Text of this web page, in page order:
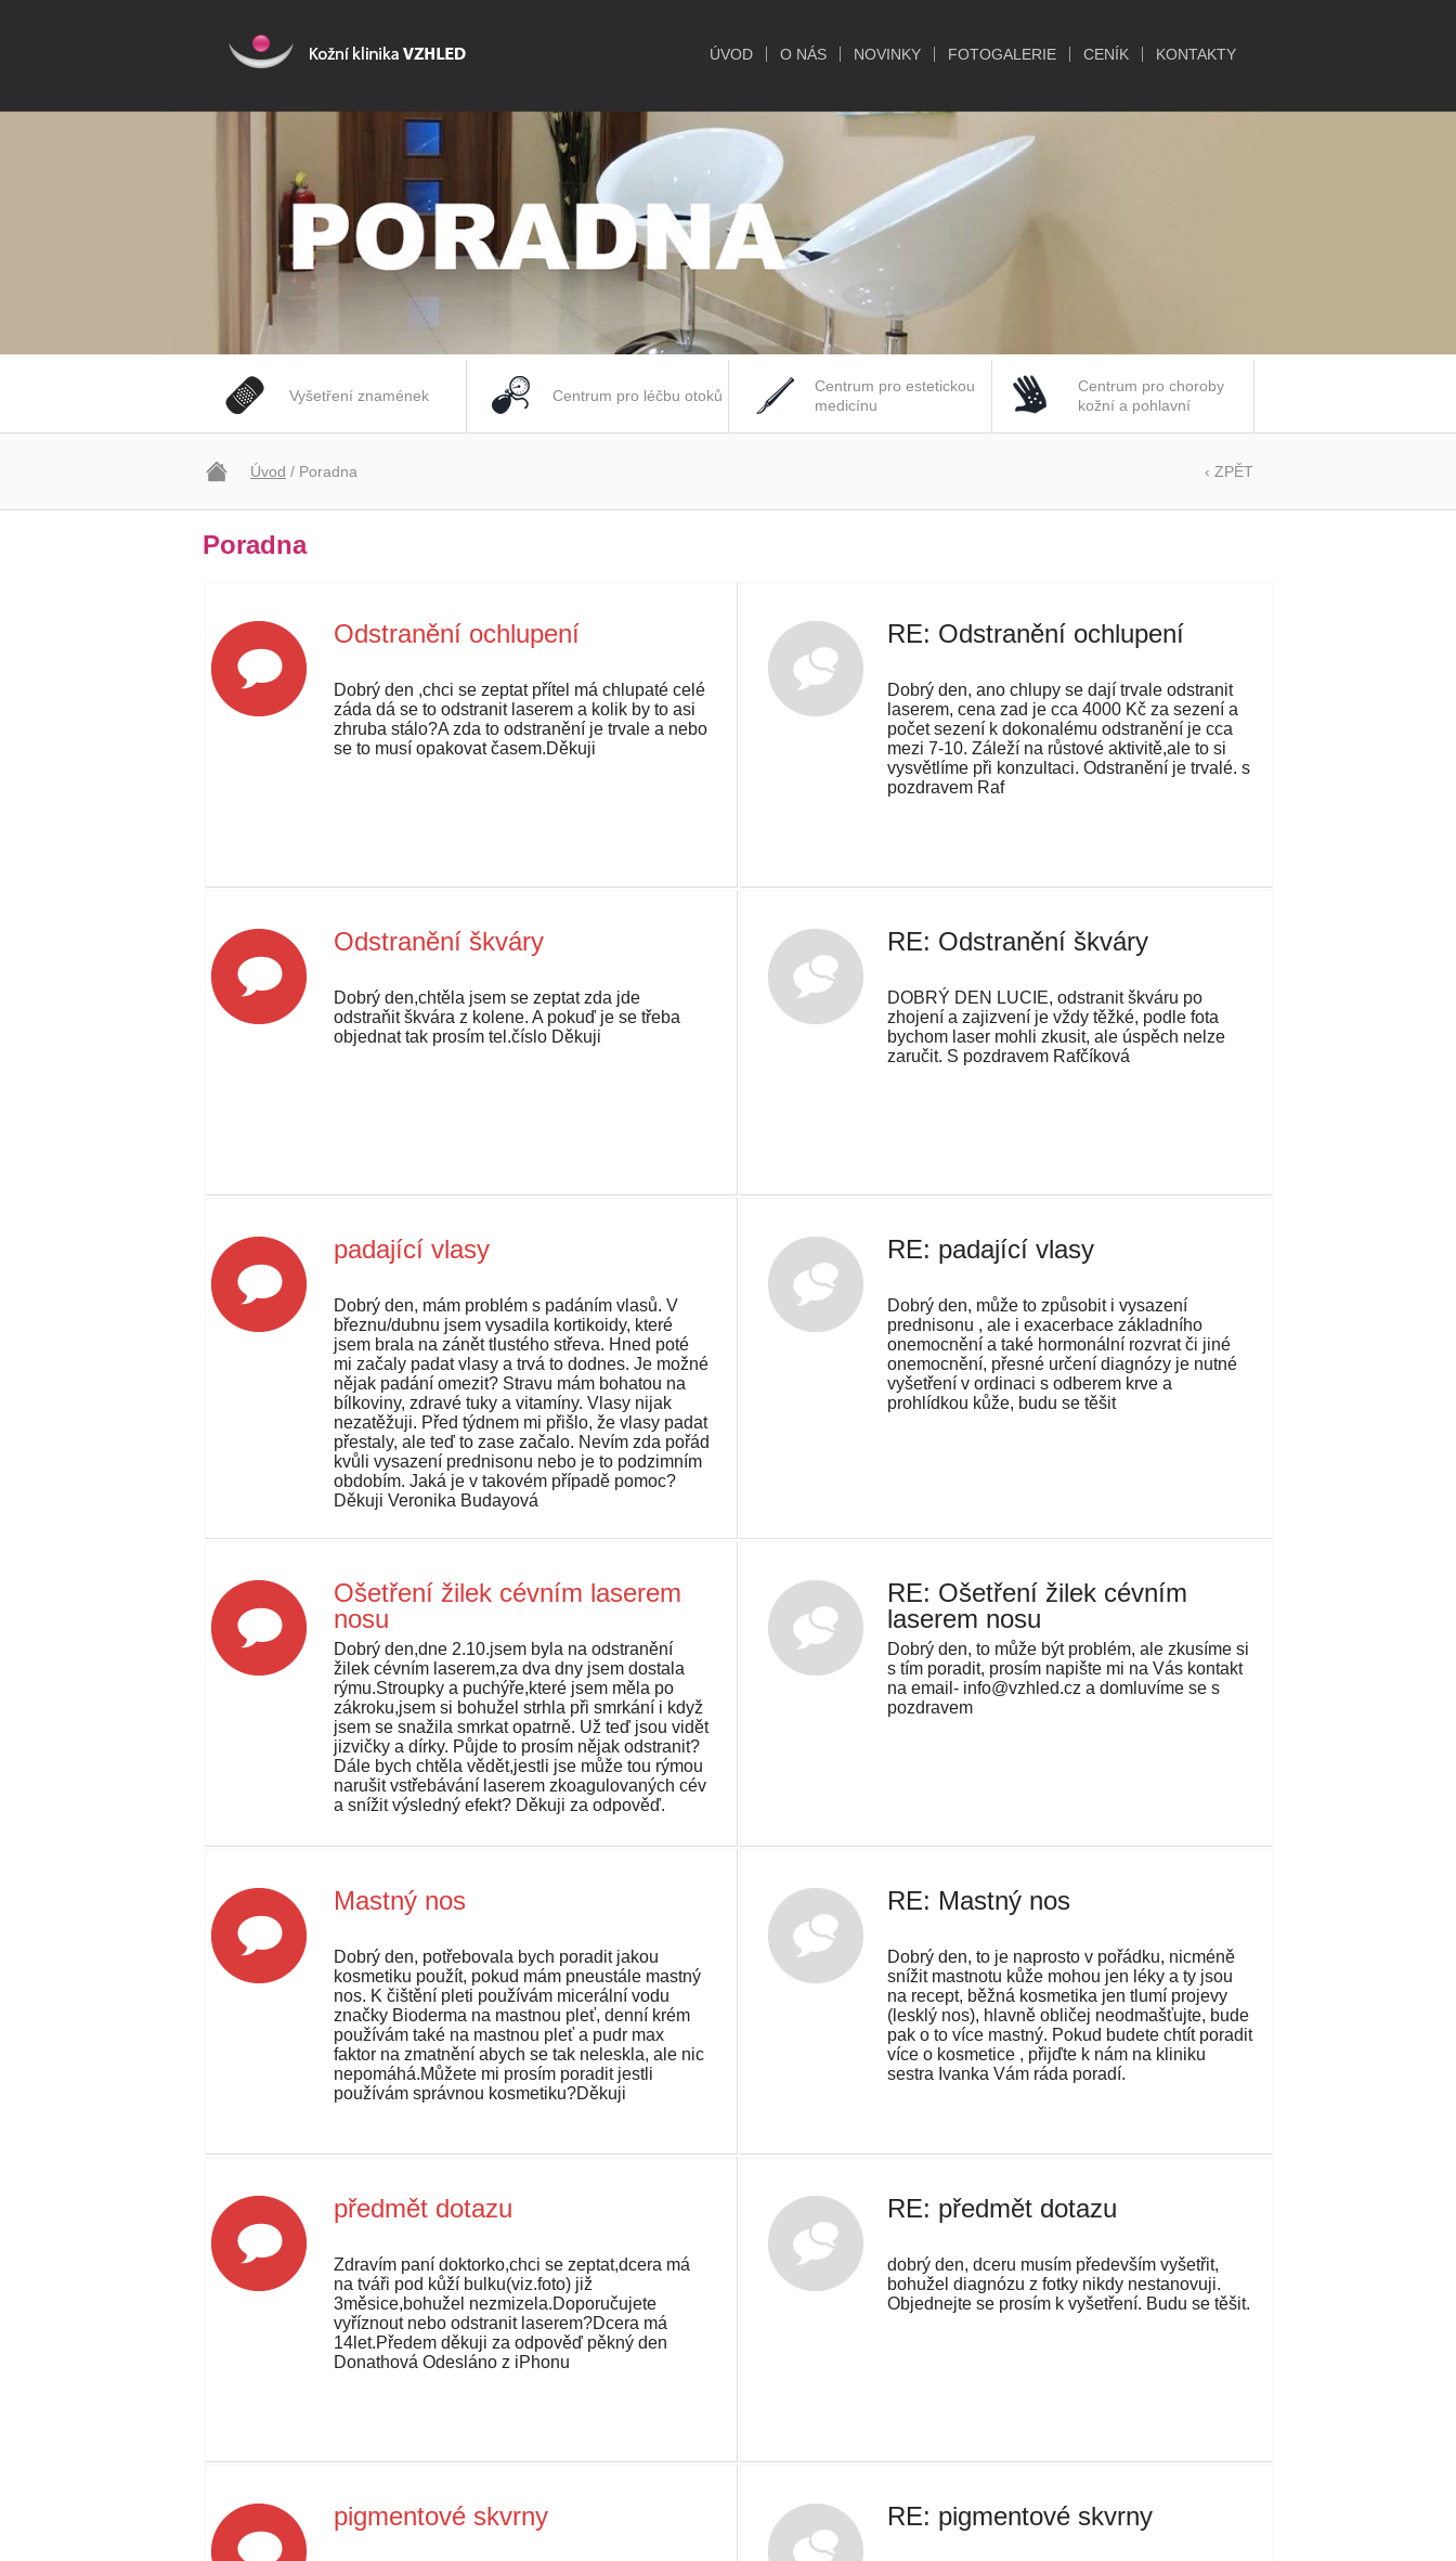
ÚVOD O NÁS NOVINKY FOTOGALERIE CENÍK KONTAKTY
Vyšetření znamének Centrum pro léčbu otoků
Centrum pro estetickou
medicínu
Centrum pro choroby
kožní a pohlavní
Úvod / Poradna ‹ ZPĚT
Poradna
Odstranění ochlupení
Dobrý den ,chci se zeptat přítel má chlupaté celé
záda dá se to odstranit laserem a kolik by to asi
zhruba stálo?A zda to odstranění je trvale a nebo
se to musí opakovat časem.Děkuji
RE: Odstranění ochlupení
Dobrý den, ano chlupy se dají trvale odstranit
laserem, cena zad je cca 4000 Kč za sezení a
počet sezení k dokonalému odstranění je cca
mezi 7-10. Záleží na růstové aktivitě,ale to si
vysvětlíme při konzultaci. Odstranění je trvalé. s
pozdravem Raf
Odstranění škváry
Dobrý den,chtěla jsem se zeptat zda jde
odstraňit škvára z kolene. A pokuď je se třeba
objednat tak prosím tel.číslo Děkuji
RE: Odstranění škváry
DOBRÝ DEN LUCIE, odstranit škváru po
zhojení a zajizvení je vždy těžké, podle fota
bychom laser mohli zkusit, ale úspěch nelze
zaručit. S pozdravem Rafčíková
padající vlasy
Dobrý den, mám problém s padáním vlasů. V
březnu/dubnu jsem vysadila kortikoidy, které
jsem brala na zánět tlustého střeva. Hned poté
mi začaly padat vlasy a trvá to dodnes. Je možné
nějak padání omezit? Stravu mám bohatou na
bílkoviny, zdravé tuky a vitamíny. Vlasy nijak
nezatěžuji. Před týdnem mi přišlo, že vlasy padat
přestaly, ale teď to zase začalo. Nevím zda pořád
kvůli vysazení prednisonu nebo je to podzimním
obdobím. Jaká je v takovém případě pomoc?
Děkuji Veronika Budayová
RE: padající vlasy
Dobrý den, může to způsobit i vysazení
prednisonu , ale i exacerbace základního
onemocnění a také hormonální rozvrat či jiné
onemocnění, přesné určení diagnózy je nutné
vyšetření v ordinaci s odberem krve a
prohlídkou kůže, budu se těšit
Ošetření žilek cévním laserem
nosu
Dobrý den,dne 2.10.jsem byla na odstranění
žilek cévním laserem,za dva dny jsem dostala
rýmu.Stroupky a puchýře,které jsem měla po
zákroku,jsem si bohužel strhla při smrkání i když
jsem se snažila smrkat opatrně. Už teď jsou vidět
jizvičky a dírky. Půjde to prosím nějak odstranit?
Dále bych chtěla vědět,jestli jse může tou rýmou
narušit vstřebávání laserem zkoagulovaných cév
a snížit výsledný efekt? Děkuji za odpověď.
RE: Ošetření žilek cévním
laserem nosu
Dobrý den, to může být problém, ale zkusíme si
s tím poradit, prosím napište mi na Vás kontakt
na email- info@vzhled.cz a domluvíme se s
pozdravem
Mastný nos
Dobrý den, potřebovala bych poradit jakou
kosmetiku použít, pokud mám pneustále mastný
nos. K čištění pleti používám micerální vodu
značky Bioderma na mastnou pleť, denní krém
používám také na mastnou pleť a pudr max
faktor na zmatnění abych se tak neleskla, ale nic
nepomáhá.Můžete mi prosím poradit jestli
používám správnou kosmetiku?Děkuji
RE: Mastný nos
Dobrý den, to je naprosto v pořádku, nicméně
snížit mastnotu kůže mohou jen léky a ty jsou
na recept, běžná kosmetika jen tlumí projevy
(lesklý nos), hlavně obličej neodmašťujte, bude
pak o to více mastný. Pokud budete chtít poradit
více o kosmetice , přijďte k nám na kliniku
sestra Ivanka Vám ráda poradí.
předmět dotazu
Zdravím paní doktorko,chci se zeptat,dcera má
na tváři pod kůží bulku(viz.foto) již
3měsice,bohužel nezmizela.Doporučujete
vyříznout nebo odstranit laserem?Dcera má
14let.Předem děkuji za odpověď pěkný den
Donathová Odesláno z iPhonu
RE: předmět dotazu
dobrý den, dceru musím především vyšetřit,
bohužel diagnózu z fotky nikdy nestanovuji.
Objednejte se prosím k vyšetření. Budu se těšit.
pigmentové skvrny RE: pigmentové skvrny